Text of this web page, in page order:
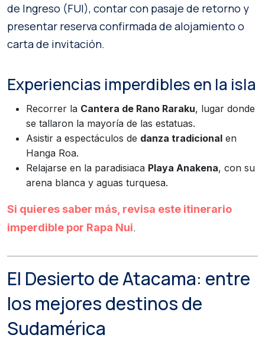
de Ingreso (FUI), contar con pasaje de retorno y
presentar reserva confirmada de alojamiento o
carta de invitación.
Experiencias imperdibles en la isla
Recorrer la Cantera de Rano Raraku, lugar donde
se tallaron la mayoría de las estatuas.
Asistir a espectáculos de danza tradicional en
Hanga Roa.
Relajarse en la paradisiaca Playa Anakena, con su
arena blanca y aguas turquesa.
Si quieres saber más, revisa este itinerario
imperdible por Rapa Nui.
El Desierto de Atacama: entre
los mejores destinos de
Sudamérica